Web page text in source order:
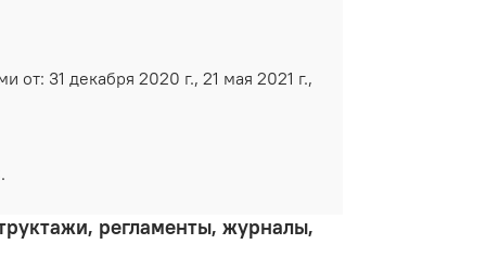
31 декабря 2020 г., 21 мая 2021 г.,
регламенты, журналы,